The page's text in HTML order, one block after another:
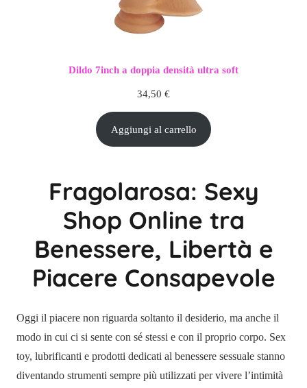
Dildo 7inch a doppia densità ultra soft
34,50 €
Aggiungi al carrello
Fragolarosa: Sexy
Shop Online tra
Benessere, Libertà e
Piacere Consapevole
Oggi il piacere non riguarda soltanto il desiderio, ma anche il
modo in cui ci si sente con sé stessi e con il proprio corpo. Sex
toy, lubrificanti e prodotti dedicati al benessere sessuale stanno
diventando strumenti sempre più utilizzati per vivere l’intimità